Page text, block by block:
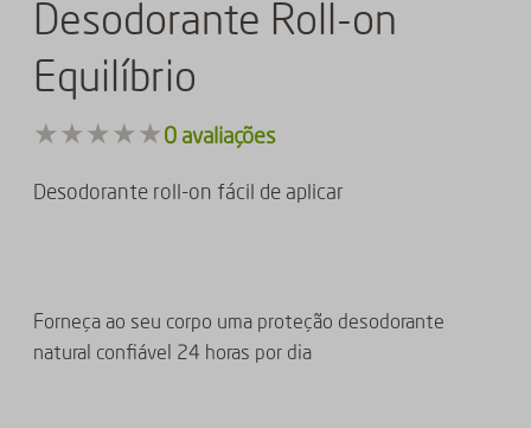
Desodorante Roll-on
Equilíbrio
★ ★ ★ ★ ★ 0 avaliações
Desodorante roll-on fácil de aplicar
Forneça ao seu corpo uma proteção desodorante
natural confiável 24 horas por dia